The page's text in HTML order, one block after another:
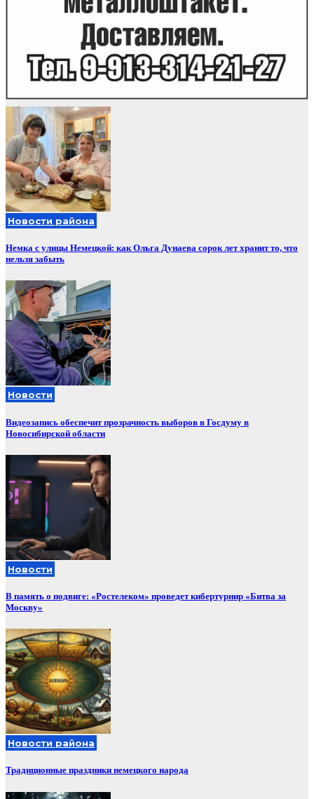
Новости района
Немка с улицы Немецкой: как Ольга Дунаева сорок лет хранит то, что
нельзя забыть
Новости
Видеозапись обеспечит прозрачность выборов в Госдуму в
Новосибирской области
Новости
В память о подвиге: «Ростелеком» проведет кибертурнир «Битва за
Москву»
Новости района
Традиционные праздники немецкого народа